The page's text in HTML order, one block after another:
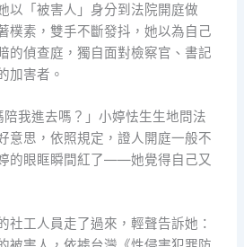
以「被害人」身分到法院開庭做
樸素，雙手不斷發抖，她以為自己
的偵查庭，獨自面對檢察官、書記
加害者。
我進去嗎？」小婷怯生生地問法
意思，依照規定，證人開庭一般不
的眼眶瞬間紅了——她覺得自己又
社工人員走了過來，輕聲告訴她：